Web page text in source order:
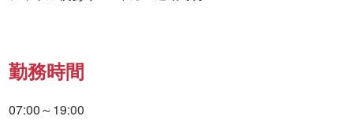
勤務時間
07:00～19:00